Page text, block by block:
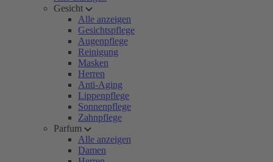
Gesicht
Alle anzeigen
Gesichtspflege
Augenpflege
Reinigung
Masken
Herren
Anti-Aging
Lippenpflege
Sonnenpflege
Zahnpflege
Parfum
Alle anzeigen
Damen